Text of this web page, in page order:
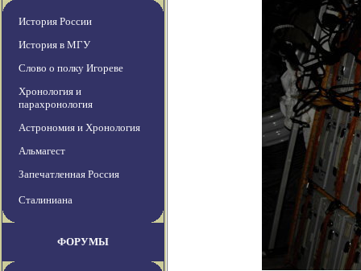
История России
История в МГУ
Слово о полку Игореве
Хронология и
парахронология
Астрономия и Хронология
Альмагест
Запечатленная Россия
Сталиниана
ФОРУМЫ